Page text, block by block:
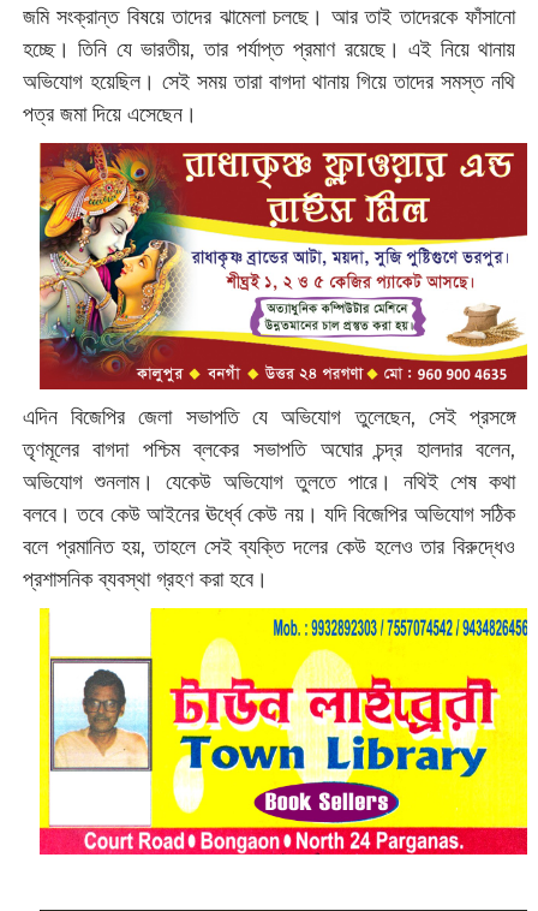
জমি সংক্রান্ত বিষয়ে তাদের ঝামেলা চলছে। আর তাই তাদেরকে ফাঁসানো
হচ্ছে। তিনি যে ভারতীয়, তার পর্যাপ্ত প্রমাণ রয়েছে। এই নিয়ে থানায়
অভিযোগ হয়েছিল। সেই সময় তারা বাগদা থানায় গিয়ে তাদের সমস্ত নথি
পত্র জমা দিয়ে এসেছেন।
এদিন বিজেপির জেলা সভাপতি যে অভিযোগ তুলেছেন, সেই প্রসঙ্গে
তৃণমূলের বাগদা পশ্চিম ব্লকের সভাপতি অঘোর চন্দ্র হালদার বলেন,
অভিযোগ শুনলাম। যেকেউ অভিযোগ তুলতে পারে। নথিই শেষ কথা
বলবে। তবে কেউ আইনের ঊর্ধ্বে কেউ নয়। যদি বিজেপির অভিযোগ সঠিক
বলে প্রমানিত হয়, তাহলে সেই ব্যক্তি দলের কেউ হলেও তার বিরুদ্ধেও
প্রশাসনিক ব্যবস্থা গ্রহণ করা হবে।